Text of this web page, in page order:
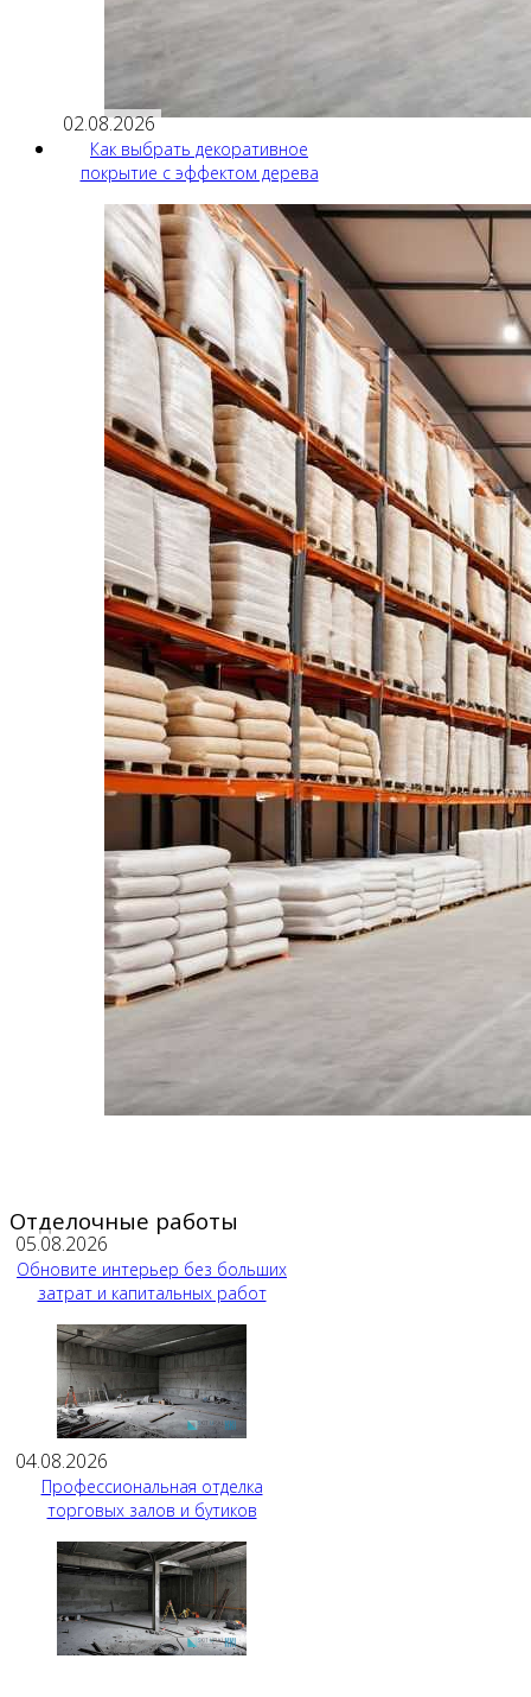
02.08.2026
Как выбрать декоративное
покрытие с эффектом дерева
Отделочные работы
05.08.2026
Обновите интерьер без больших
затрат и капитальных работ
04.08.2026
Профессиональная отделка
торговых залов и бутиков